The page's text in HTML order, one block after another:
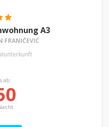
A3
FRANIČEVIĆ
ab: